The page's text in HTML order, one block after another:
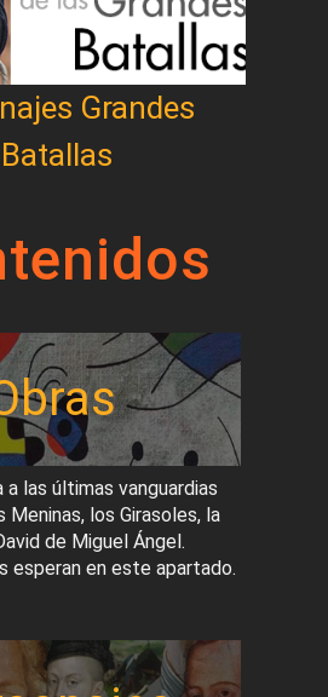
Grandes
Batallas
las últimas vanguardias
Meninas, los Girasoles, la
de Miguel Ángel.
esperan en este apartado.